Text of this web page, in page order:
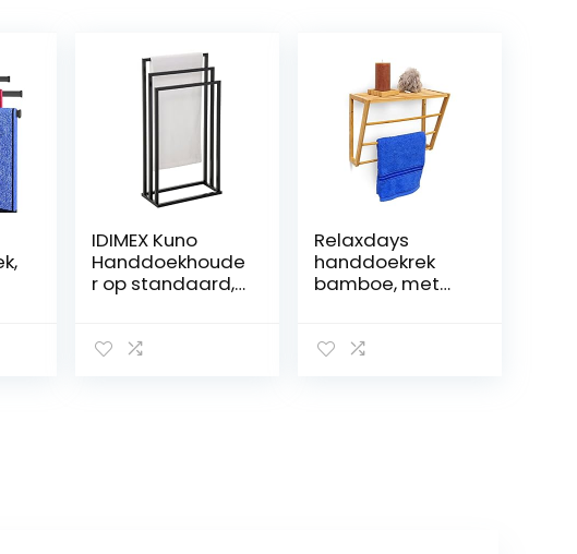
IDIMEX Kuno
Handdoekhoude
r op standaard,
badkamer, met
Relaxdays
handdoekrek
bamboe, met
stangen, H x B x